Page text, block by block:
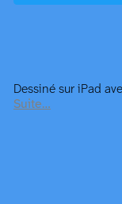
Dessiné sur iPad
Suite…